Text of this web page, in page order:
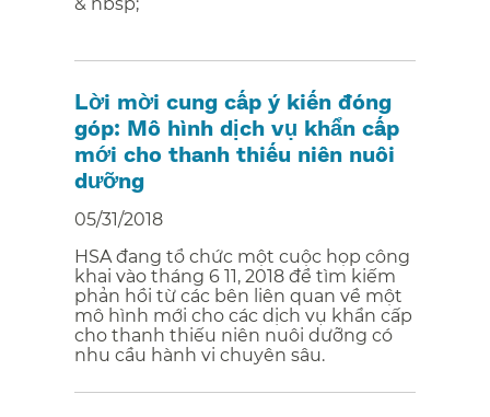
Lời mời cung cấp ý kiến đóng
góp: Mô hình dịch vụ khẩn cấp
mới cho thanh thiếu niên nuôi
dưỡng​​
05/31/2018
HSA đang tổ chức một cuộc họp công
khai vào tháng 6 11, 2018 để tìm kiếm
phản hồi từ các bên liên quan về một
mô hình mới cho các dịch vụ khẩn cấp
cho thanh thiếu niên nuôi dưỡng có
nhu cầu hành vi chuyên sâu.​​